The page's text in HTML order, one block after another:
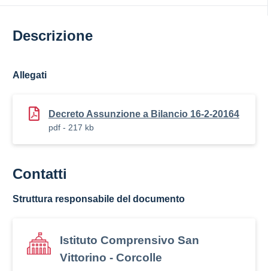
Descrizione
Allegati
Decreto Assunzione a Bilancio 16-2-20164
pdf - 217 kb
Contatti
Struttura responsabile del documento
Istituto Comprensivo San
Vittorino - Corcolle